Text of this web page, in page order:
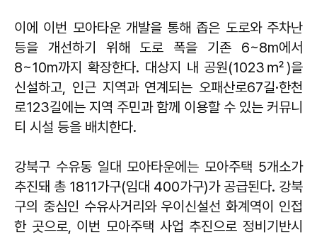
이에 이번 모아타운 개발을 통해 좁은 도로와 주차난
등을 개선하기 위해 도로 폭을 기존 6~8m에서
8~10m까지 확장한다. 대상지 내 공원(1023㎡)을
신설하고, 인근 지역과 연계되는 오패산로67길·한천
로123길에는 지역 주민과 함께 이용할 수 있는 커뮤니
티 시설 등을 배치한다.
강북구 수유동 일대 모아타운에는 모아주택 5개소가
추진돼 총 1811가구(임대 400가구)가 공급된다. 강북
구의 중심인 수유사거리와 우이신설선 화계역이 인접
한 곳으로, 이번 모아주택 사업 추진으로 정비기반시